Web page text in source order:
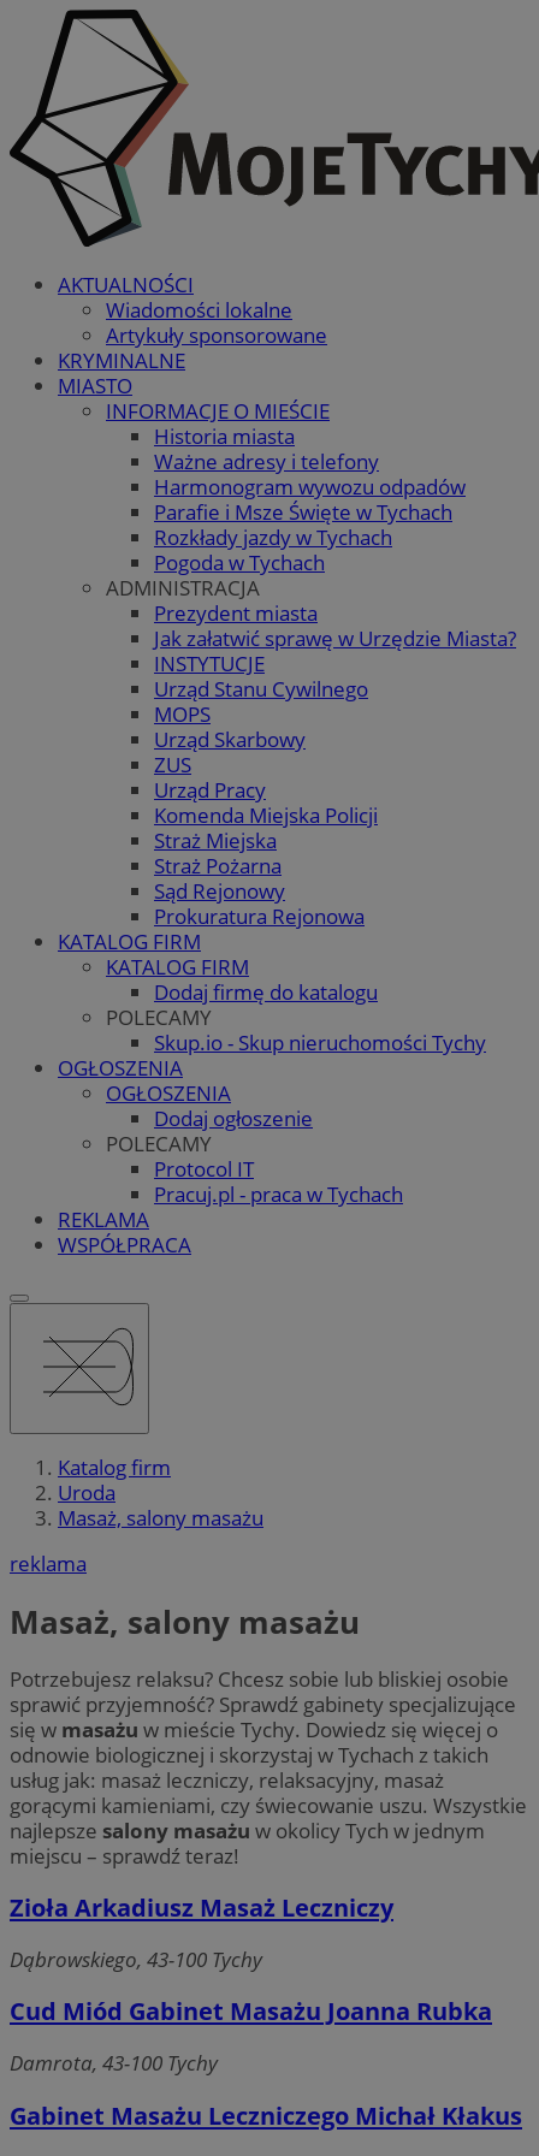
AKTUALNOŚCI
Wiadomości lokalne
Artykuły sponsorowane
KRYMINALNE
MIASTO
INFORMACJE O MIEŚCIE
Historia miasta
Ważne adresy i telefony
Harmonogram wywozu odpadów
Parafie i Msze Święte w Tychach
Rozkłady jazdy w Tychach
Pogoda w Tychach
ADMINISTRACJA
Prezydent miasta
Jak załatwić sprawę w Urzędzie Miasta?
INSTYTUCJE
Urząd Stanu Cywilnego
MOPS
Urząd Skarbowy
ZUS
Urząd Pracy
Komenda Miejska Policji
Straż Miejska
Straż Pożarna
Sąd Rejonowy
Prokuratura Rejonowa
KATALOG FIRM
KATALOG FIRM
Dodaj firmę do katalogu
POLECAMY
Skup.io - Skup nieruchomości Tychy
OGŁOSZENIA
OGŁOSZENIA
Dodaj ogłoszenie
POLECAMY
Protocol IT
Pracuj.pl - praca w Tychach
REKLAMA
WSPÓŁPRACA
Katalog firm
Uroda
Masaż, salony masażu
reklama
Masaż, salony masażu
Potrzebujesz relaksu? Chcesz sobie lub bliskiej osobie
sprawić przyjemność? Sprawdź gabinety specjalizujące
się w masażu w mieście Tychy. Dowiedz się więcej o
odnowie biologicznej i skorzystaj w Tychach z takich
usług jak: masaż leczniczy, relaksacyjny, masaż
gorącymi kamieniami, czy świecowanie uszu. Wszystkie
najlepsze salony masażu w okolicy Tych w jednym
miejscu – sprawdź teraz!
Zioła Arkadiusz Masaż Leczniczy
Dąbrowskiego, 43-100 Tychy
Cud Miód Gabinet Masażu Joanna Rubka
Damrota, 43-100 Tychy
Gabinet Masażu Leczniczego Michał Kłakus